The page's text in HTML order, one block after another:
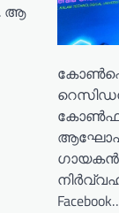
ആ
ഗായകൻ